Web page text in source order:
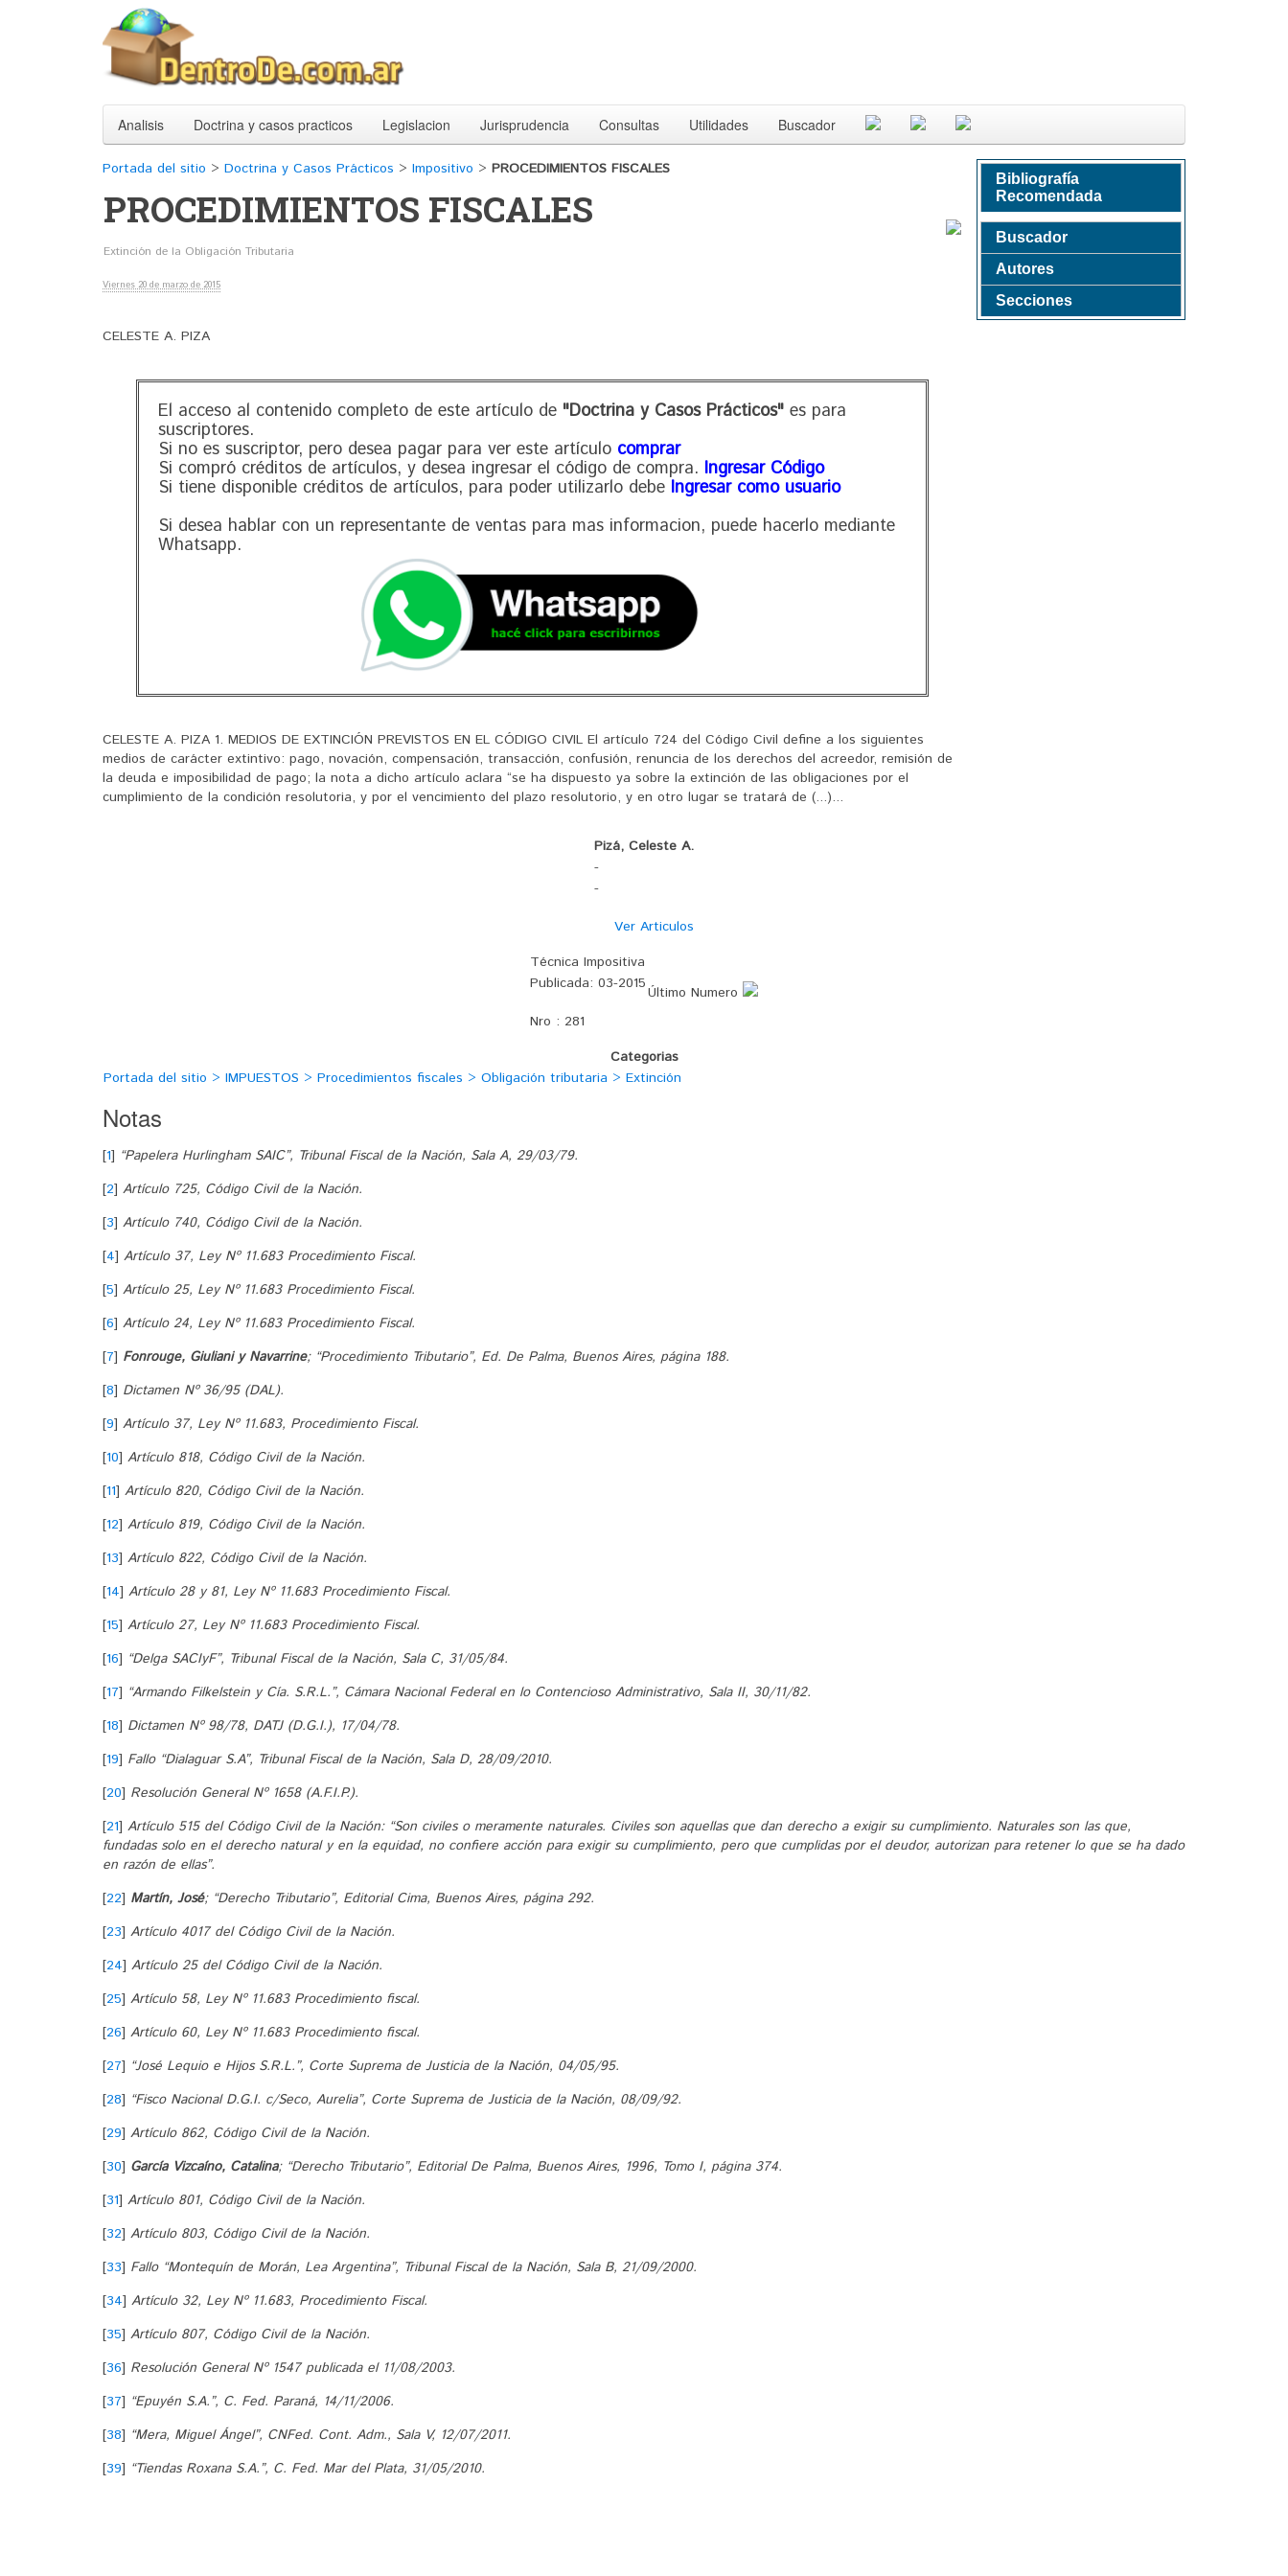
Analisis Doctrina y casos practicos Legislacion Jurisprudencia Consultas Utilidades Buscador
Portada del sitio > Doctrina y Casos Prácticos > Impositivo > PROCEDIMIENTOS FISCALES
PROCEDIMIENTOS FISCALES
Extinción de la Obligación Tributaria
Viernes 20 de marzo de 2015
CELESTE A. PIZA
El acceso al contenido completo de este artículo de "Doctrina y Casos Prácticos" es para
suscriptores.
Si no es suscriptor, pero desea pagar para ver este artículo comprar
Si compró créditos de artículos, y desea ingresar el código de compra. Ingresar Código
Si tiene disponible créditos de artículos, para poder utilizarlo debe Ingresar como usuario
Si desea hablar con un representante de ventas para mas informacion, puede hacerlo mediante
Whatsapp.
CELESTE A. PIZA 1. MEDIOS DE EXTINCIÓN PREVISTOS EN EL CÓDIGO CIVIL El artículo 724 del Código Civil define a los siguientes
medios de carácter extintivo: pago, novación, compensación, transacción, confusión, renuncia de los derechos del acreedor, remisión de
la deuda e imposibilidad de pago; la nota a dicho artículo aclara “se ha dispuesto ya sobre la extinción de las obligaciones por el
cumplimiento de la condición resolutoria, y por el vencimiento del plazo resolutorio, y en otro lugar se tratará de (...)...
Bibliografía
Recomendada
Buscador
Autores
Secciones
Pizá, Celeste A.
-
-
Ver Articulos
Técnica Impositiva
Último Numero
Publicada: 03-2015
Nro : 281
Categorias
Portada del sitio > IMPUESTOS > Procedimientos fiscales > Obligación tributaria > Extinción
Notas
[1] “Papelera Hurlingham SAIC”, Tribunal Fiscal de la Nación, Sala A, 29/03/79.
[2] Artículo 725, Código Civil de la Nación.
[3] Artículo 740, Código Civil de la Nación.
[4] Artículo 37, Ley Nº 11.683 Procedimiento Fiscal.
[5] Artículo 25, Ley Nº 11.683 Procedimiento Fiscal.
[6] Artículo 24, Ley Nº 11.683 Procedimiento Fiscal.
[7] Fonrouge, Giuliani y Navarrine; “Procedimiento Tributario”, Ed. De Palma, Buenos Aires, página 188.
[8] Dictamen Nº 36/95 (DAL).
[9] Artículo 37, Ley Nº 11.683, Procedimiento Fiscal.
[10] Artículo 818, Código Civil de la Nación.
[11] Artículo 820, Código Civil de la Nación.
[12] Artículo 819, Código Civil de la Nación.
[13] Artículo 822, Código Civil de la Nación.
[14] Artículo 28 y 81, Ley Nº 11.683 Procedimiento Fiscal.
[15] Artículo 27, Ley Nº 11.683 Procedimiento Fiscal.
[16] “Delga SACIyF”, Tribunal Fiscal de la Nación, Sala C, 31/05/84.
[17] “Armando Filkelstein y Cía. S.R.L.”, Cámara Nacional Federal en lo Contencioso Administrativo, Sala II, 30/11/82.
[18] Dictamen Nº 98/78, DATJ (D.G.I.), 17/04/78.
[19] Fallo “Dialaguar S.A”, Tribunal Fiscal de la Nación, Sala D, 28/09/2010.
[20] Resolución General Nº 1658 (A.F.I.P.).
[21] Artículo 515 del Código Civil de la Nación: “Son civiles o meramente naturales. Civiles son aquellas que dan derecho a exigir su cumplimiento. Naturales son las que,
fundadas solo en el derecho natural y en la equidad, no confiere acción para exigir su cumplimiento, pero que cumplidas por el deudor, autorizan para retener lo que se ha dado
en razón de ellas”.
[22] Martín, José; “Derecho Tributario”, Editorial Cima, Buenos Aires, página 292.
[23] Artículo 4017 del Código Civil de la Nación.
[24] Artículo 25 del Código Civil de la Nación.
[25] Artículo 58, Ley Nº 11.683 Procedimiento fiscal.
[26] Artículo 60, Ley Nº 11.683 Procedimiento fiscal.
[27] “José Lequio e Hijos S.R.L.”, Corte Suprema de Justicia de la Nación, 04/05/95.
[28] “Fisco Nacional D.G.I. c/Seco, Aurelia”, Corte Suprema de Justicia de la Nación, 08/09/92.
[29] Artículo 862, Código Civil de la Nación.
[30] García Vizcaíno, Catalina; “Derecho Tributario”, Editorial De Palma, Buenos Aires, 1996, Tomo I, página 374.
[31] Artículo 801, Código Civil de la Nación.
[32] Artículo 803, Código Civil de la Nación.
[33] Fallo “Montequín de Morán, Lea Argentina”, Tribunal Fiscal de la Nación, Sala B, 21/09/2000.
[34] Artículo 32, Ley Nº 11.683, Procedimiento Fiscal.
[35] Artículo 807, Código Civil de la Nación.
[36] Resolución General Nº 1547 publicada el 11/08/2003.
[37] “Epuyén S.A.”, C. Fed. Paraná, 14/11/2006.
[38] “Mera, Miguel Ángel”, CNFed. Cont. Adm., Sala V, 12/07/2011.
[39] “Tiendas Roxana S.A.”, C. Fed. Mar del Plata, 31/05/2010.